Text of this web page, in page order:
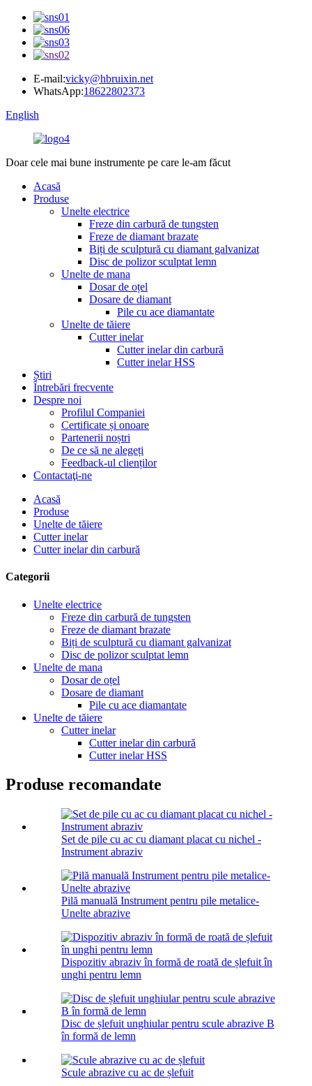
E-mail:vicky@hbruixin.net
WhatsApp:18622802373
English
Doar cele mai bune instrumente pe care le-am făcut
Acasă
Produse
Unelte electrice
Freze din carbură de tungsten
Freze de diamant brazate
Biți de sculptură cu diamant galvanizat
Disc de polizor sculptat lemn
Unelte de mana
Dosar de oțel
Dosare de diamant
Pile cu ace diamantate
Unelte de tăiere
Cutter inelar
Cutter inelar din carbură
Cutter inelar HSS
Știri
Întrebări frecvente
Despre noi
Profilul Companiei
Certificate și onoare
Partenerii noștri
De ce să ne alegeți
Feedback-ul clienților
Contactaţi-ne
Acasă
Produse
Unelte de tăiere
Cutter inelar
Cutter inelar din carbură
Categorii
Unelte electrice
Freze din carbură de tungsten
Freze de diamant brazate
Biți de sculptură cu diamant galvanizat
Disc de polizor sculptat lemn
Unelte de mana
Dosar de oțel
Dosare de diamant
Pile cu ace diamantate
Unelte de tăiere
Cutter inelar
Cutter inelar din carbură
Cutter inelar HSS
Produse recomandate
Set de pile cu ac cu diamant placat cu nichel -
Instrument abraziv
Pilă manuală Instrument pentru pile metalice-
Unelte abrazive
Dispozitiv abraziv în formă de roată de șlefuit în
unghi pentru lemn
Disc de șlefuit unghiular pentru scule abrazive B
în formă de lemn
Scule abrazive cu ac de șlefuit